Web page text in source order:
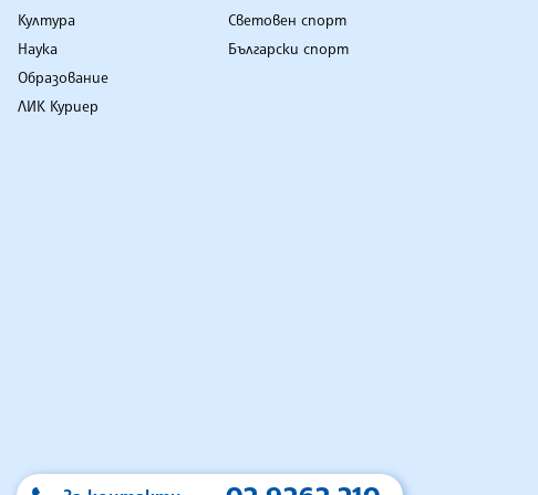
Култура
Наука
Образование
ЛИК Куриер
Световен спорт
Български спорт